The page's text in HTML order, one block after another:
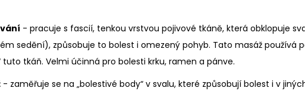
- pracuje s fascií, tenkou vrstvou pojivové tkáně, která obklopuje
sedění), způsobuje to bolest i omezený pohyb. Tato masáž používá
tuto tkáň. Velmi účinná pro bolesti krku, ramen a pánve.
- zaměřuje se na „bolestivé body“ v svalu, které způsobují bolest i v